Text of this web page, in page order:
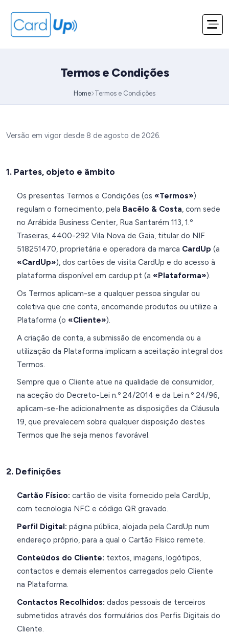
Termos e Condições
Home Termos e Condições
Versão em vigor desde 8 de agosto de 2026.
1. Partes, objeto e âmbito
Os presentes Termos e Condições (os «Termos»)
regulam o fornecimento, pela Bacêlo & Costa, com sede
no Arrábida Business Center, Rua Santarém 113, 1.º
Traseiras, 4400-292 Vila Nova de Gaia, titular do NIF
518251470, proprietária e operadora da marca CardUp (a
«CardUp»), dos cartões de visita CardUp e do acesso à
plataforma disponível em cardup.pt (a «Plataforma»).
Os Termos aplicam-se a qualquer pessoa singular ou
coletiva que crie conta, encomende produtos ou utilize a
Plataforma (o «Cliente»).
A criação de conta, a submissão de encomenda ou a
utilização da Plataforma implicam a aceitação integral dos
Termos.
Sempre que o Cliente atue na qualidade de consumidor,
na aceção do Decreto-Lei n.º 24/2014 e da Lei n.º 24/96,
aplicam-se-lhe adicionalmente as disposições da Cláusula
19, que prevalecem sobre qualquer disposição destes
Termos que lhe seja menos favorável.
2. Definições
Cartão Físico: cartão de visita fornecido pela CardUp,
com tecnologia NFC e código QR gravado.
Perfil Digital: página pública, alojada pela CardUp num
endereço próprio, para a qual o Cartão Físico remete.
Conteúdos do Cliente: textos, imagens, logótipos,
contactos e demais elementos carregados pelo Cliente
na Plataforma.
Contactos Recolhidos: dados pessoais de terceiros
submetidos através dos formulários dos Perfis Digitais do
Cliente.